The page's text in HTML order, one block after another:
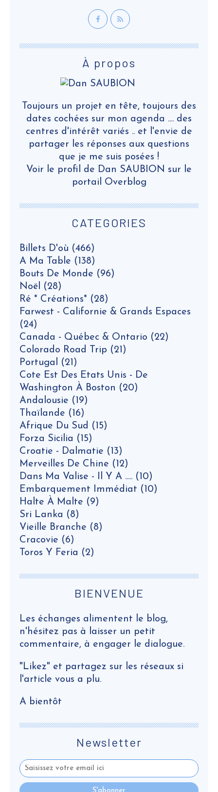
Newsletter
CATEGORIES
Billets D'où (466)
A Ma Table (138)
Bouts De Monde (96)
Noël (28)
Ré * Créations* (28)
Farwest - Californie & Grands Espaces
(24)
Canada - Québec & Ontario (22)
Colorado Road Trip (21)
Portugal (21)
Cote Est Des Etats Unis - De
Washington À Boston (20)
Andalousie (19)
Thaïlande (16)
Afrique Du Sud (15)
Forza Sicilia (15)
Croatie - Dalmatie (13)
Merveilles De Chine (12)
Dans Ma Valise - Il Y A ..... (10)
Embarquement Immédiat (10)
Halte À Malte (9)
Sri Lanka (8)
Vieille Branche (8)
Cracovie (6)
Toros Y Feria (2)
À propos
Toujours un projet en tête, toujours des
dates cochées sur mon agenda .... des
centres d'intérêt variés .. et l'envie de
partager les réponses aux questions
que je me suis posées !
Voir le profil de Dan SAUBION sur le
portail Overblog
BIENVENUE
Les échanges alimentent le blog,
n'hésitez pas à laisser un petit
commentaire, à engager le dialogue.
"Likez" et partagez sur les réseaux si
l'article vous a plu.
A bientôt